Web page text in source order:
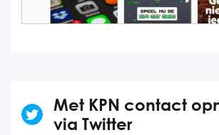
Met KPN contact
via Twitter